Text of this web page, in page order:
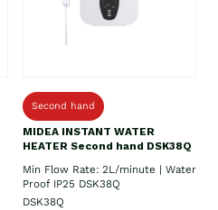
Second hand
MIDEA INSTANT WATER
HEATER Second hand DSK38Q
Min Flow Rate: 2L/minute | Water
Proof IP25 DSK38Q
DSK38Q